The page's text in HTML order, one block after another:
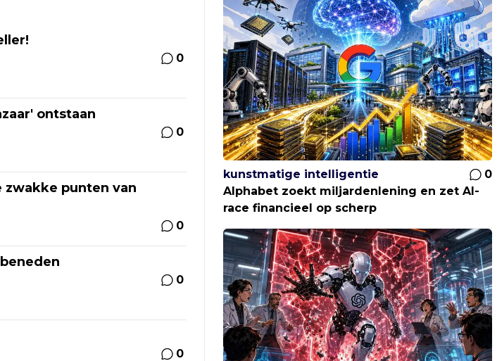
0
ontstaan
0
zwakke punten van
0
0
0
kunstmatige intelligentie
0
Alphabet zoekt miljardenlening en zet AI-
race financieel op scherp